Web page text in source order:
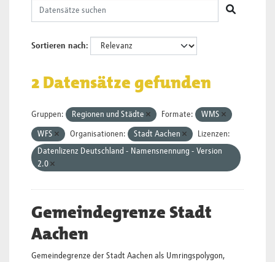
Sortieren nach
2 Datensätze gefunden
Gruppen: Regionen und Städte Formate: WMS
WFS Organisationen: Stadt Aachen
Lizenzen:
Datenlizenz Deutschland - Namensnennung - Version
2.0
Gemeindegrenze Stadt
Aachen
Gemeindegrenze der Stadt Aachen als Umringspolygon,